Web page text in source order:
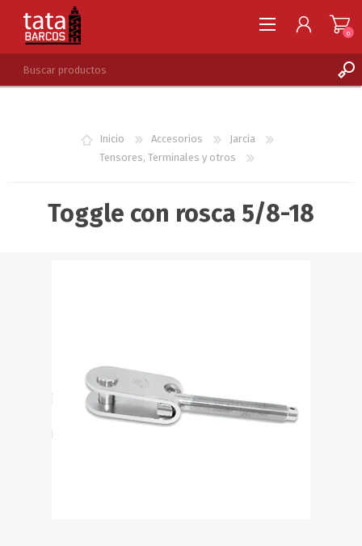
LISTA DE DESEOS
0
Inicio Accesorios
Jarcia
Tensores, Terminales y otros
Toggle con rosca 5/8-18